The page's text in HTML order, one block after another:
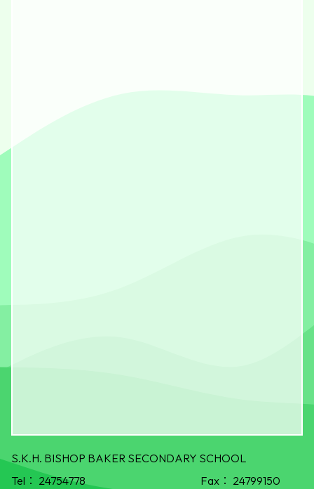
S.K.H. BISHOP BAKER SECONDARY SCHOOL
Tel： 24754778 Fax： 24799150